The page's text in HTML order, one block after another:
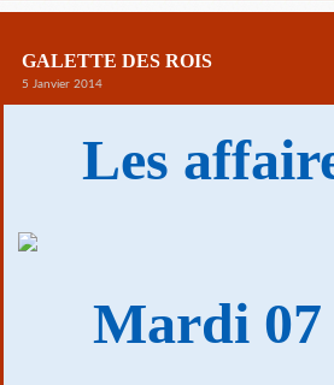
GALETTE DES ROIS
5 Janvier 2014
Les
Mardi 07